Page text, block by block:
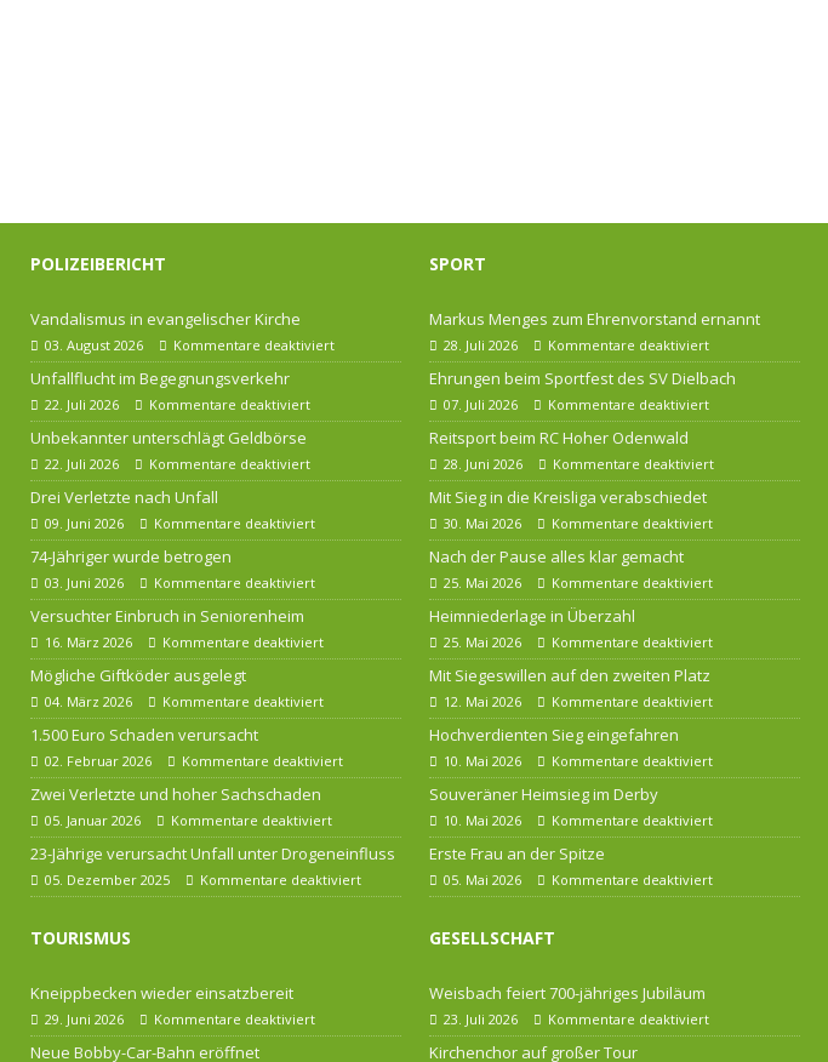
POLIZEIBERICHT
Vandalismus in evangelischer Kirche
03. August 2026 Kommentare deaktiviert
Unfallflucht im Begegnungsverkehr
22. Juli 2026 Kommentare deaktiviert
Unbekannter unterschlägt Geldbörse
22. Juli 2026 Kommentare deaktiviert
Drei Verletzte nach Unfall
09. Juni 2026 Kommentare deaktiviert
74-Jähriger wurde betrogen
03. Juni 2026 Kommentare deaktiviert
Versuchter Einbruch in Seniorenheim
16. März 2026 Kommentare deaktiviert
Mögliche Giftköder ausgelegt
04. März 2026 Kommentare deaktiviert
1.500 Euro Schaden verursacht
02. Februar 2026 Kommentare deaktiviert
Zwei Verletzte und hoher Sachschaden
05. Januar 2026 Kommentare deaktiviert
23-Jährige verursacht Unfall unter Drogeneinfluss
05. Dezember 2025 Kommentare deaktiviert
TOURISMUS
Kneippbecken wieder einsatzbereit
29. Juni 2026 Kommentare deaktiviert
Neue Bobby-Car-Bahn eröffnet
SPORT
Markus Menges zum Ehrenvorstand ernannt
28. Juli 2026 Kommentare deaktiviert
Ehrungen beim Sportfest des SV Dielbach
07. Juli 2026 Kommentare deaktiviert
Reitsport beim RC Hoher Odenwald
28. Juni 2026 Kommentare deaktiviert
Mit Sieg in die Kreisliga verabschiedet
30. Mai 2026 Kommentare deaktiviert
Nach der Pause alles klar gemacht
25. Mai 2026 Kommentare deaktiviert
Heimniederlage in Überzahl
25. Mai 2026 Kommentare deaktiviert
Mit Siegeswillen auf den zweiten Platz
12. Mai 2026 Kommentare deaktiviert
Hochverdienten Sieg eingefahren
10. Mai 2026 Kommentare deaktiviert
Souveräner Heimsieg im Derby
10. Mai 2026 Kommentare deaktiviert
Erste Frau an der Spitze
05. Mai 2026 Kommentare deaktiviert
GESELLSCHAFT
Weisbach feiert 700-jähriges Jubiläum
23. Juli 2026 Kommentare deaktiviert
Kirchenchor auf großer Tour